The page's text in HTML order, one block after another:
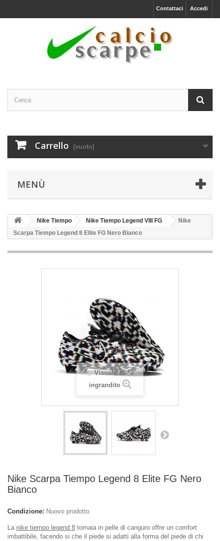
Accedi
Contattaci
Carrello (vuoto)
MENÙ
Nike Tiempo Nike Tiempo Legend VIII FG
Nike
Scarpa Tiempo Legend 8 Elite FG Nero Bianco
Visualizza
ingrandito
Nike Scarpa Tiempo Legend 8 Elite FG Nero
Bianco
Condizione: Nuovo prodotto
La nike tiempo legend 8 tomaia in pelle di canguro offre un comfort
imbattibile, facendo si che il piede si adatti alla forma del piede di chi